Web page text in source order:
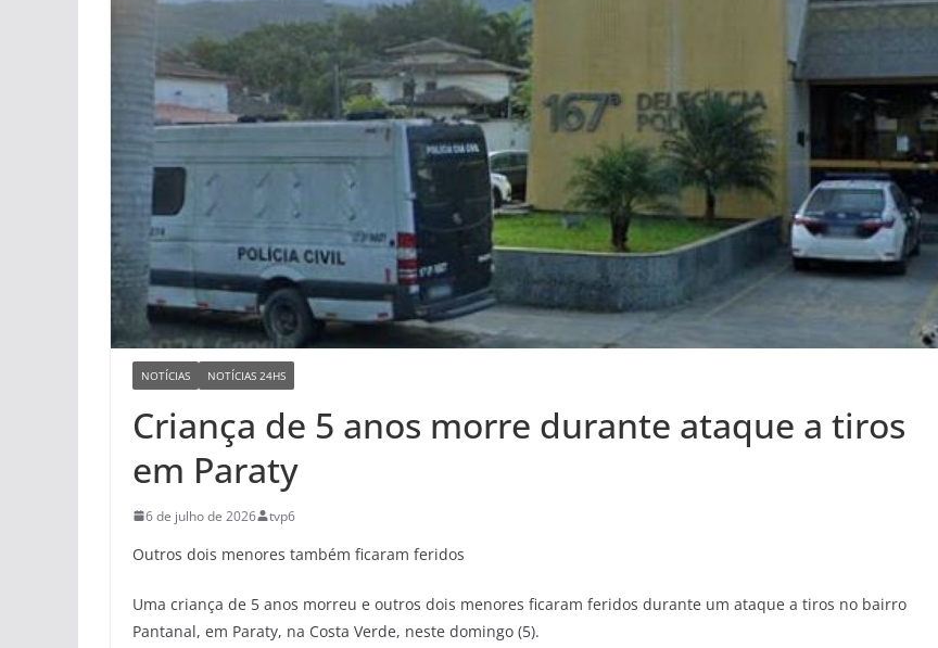
NOTÍCIAS NOTÍCIAS 24HS
Criança de 5 anos morre durante ataque a tiros
em Paraty
6 de julho de 2026 tvp6
Outros dois menores também ficaram feridos
Uma criança de 5 anos morreu e outros dois menores ficaram feridos durante um ataque a tiros no bairro
Pantanal, em Paraty, na Costa Verde, neste domingo (5).